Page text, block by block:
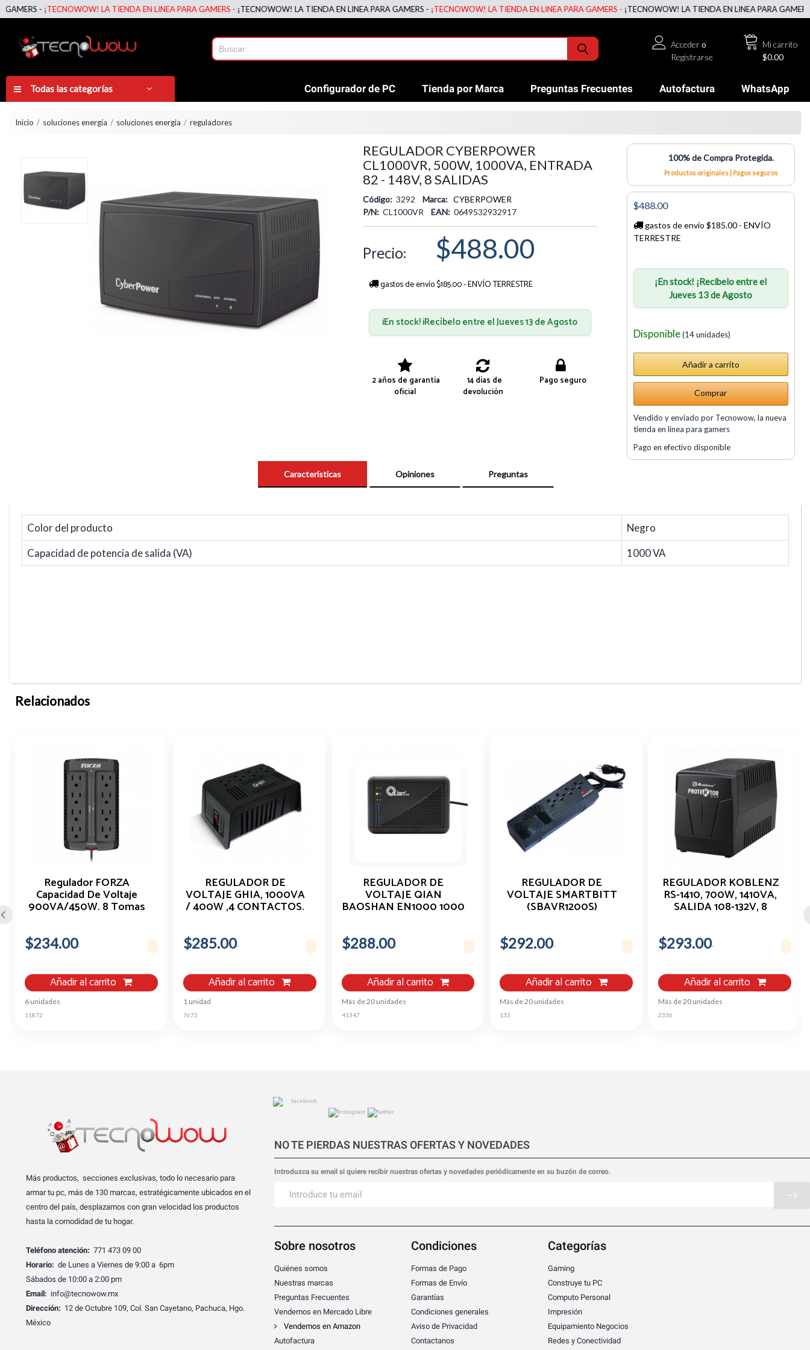
-¡TECNOWOW! LA TIENDA EN LINEA PARA GAMERS -¡TECNOWOW! LA TIENDA EN LINEA PARA GAMERS -¡TECNOWOW! LA TIENDA EN LINEA PARA GAMERS -¡TECNOWOW! LA TIENDA EN LINEA PARA GAMERS -
Mi carrito
$0.00
Accedero
Registrarse
Todas las categorías Configurador de PC Tienda por Marca Preguntas Frecuentes Autofactura WhatsApp
Inicio soluciones energía soluciones energia reguladores
REGULADOR CYBERPOWER
CL1000VR, 500W, 1000VA, ENTRADA
82 - 148V, 8 SALIDAS
Código: 3292 Marca: CYBERPOWER
P/N: CL1000VR EAN: 0649532932917
Precio: $488.00
gastos de envío $185.00 - ENVÍO TERRESTRE
¡En stock! ¡Recíbelo entre el Jueves 13 de Agosto
2 años de garantía
oficial
14 días de
devolución
Pago seguro
100% de Compra Protegida.
Productos originales | Pagos seguros
$488.00
gastos de envío $185.00 - ENVÍO
TERRESTRE
¡En stock! ¡Recíbelo entre el
Jueves 13 de Agosto
Disponible(14 unidades)
Comprar
Vendido y enviado por Tecnowow, la nueva
tienda en linea para gamers
Pago en efectivo disponible
Características Opiniones Preguntas
Color del producto
Negro
Capacidad de potencia de salida (VA)
1000 VA
Relacionados
Regulador FORZA
Capacidad De Voltaje
900VA/450W. 8 Tomas
$234.00
Añadir al carrito
6 unidades
11872
REGULADOR DE
VOLTAJE GHIA, 1000VA
/ 400W ,4 CONTACTOS.
$285.00
Añadir al carrito
1 unidad
7673
REGULADOR DE
VOLTAJE QIAN
BAOSHAN EN1000 1000
$288.00
Añadir al carrito
Más de 20 unidades
41347
REGULADOR DE
VOLTAJE SMARTBITT
(SBAVR1200S)
$292.00
Añadir al carrito
Más de 20 unidades
133
REGULADOR KOBLENZ
RS-1410, 700W, 1410VA,
SALIDA 108-132V, 8
$293.00
Añadir al carrito
Más de 20 unidades
2336
Más productos, secciones exclusivas, todo lo necesario para
armar tu pc, más de 130 marcas, estratégicamente ubicados en el
centro del país, desplazamos con gran velocidad los productos
hasta la comodidad de tu hogar.
Teléfono atención: 771 473 09 00
Horario: de Lunes a Viernes de 9:00 a 6pm
Sábados de 10:00 a 2:00 pm
Email: info@tecnowow.mx
Dirección: 12 de Octubre 109, Col. San Cayetano, Pachuca, Hgo.
México
NO TE PIERDAS NUESTRAS OFERTAS Y NOVEDADES
Introduzca su email si quiere recibir nuestras ofertas y novedades periódicamente en su buzón de correo.
Sobre nosotros
Quiénes somos
Nuestras marcas
Preguntas Frecuentes
Vendemos en Mercado Libre
Vendemos en Amazon
Autofactura
Condiciones
Formas de Pago
Formas de Envío
Garantías
Condiciones generales
Aviso de Privacidad
Contactanos
Categorías
Gaming
Construye tu PC
Computo Personal
Impresión
Equipamiento Negocios
Redes y Conectividad